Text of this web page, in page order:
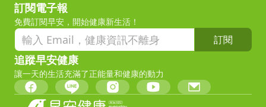
訂閱電子報
免費訂閱早安，開始健康新生活！
訂閱
追蹤早安健康
讓一天的生活充滿了正能量和健康的動力